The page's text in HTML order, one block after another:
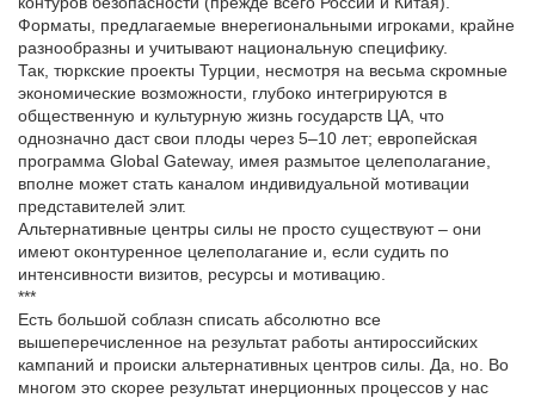
Форматы, предлагаемые внерегиональными игроками, крайне
разнообразны и учитывают национальную специфику.
Так, тюркские проекты Турции, несмотря на весьма скромные
экономические возможности, глубоко интегрируются в
общественную и культурную жизнь государств ЦА, что
однозначно даст свои плоды через 5–10 лет; европейская
программа Global Gateway, имея размытое целеполагание,
вполне может стать каналом индивидуальной мотивации
представителей элит.
Альтернативные центры силы не просто существуют – они
имеют оконтуренное целеполагание и, если судить по
интенсивности визитов, ресурсы и мотивацию.
***
Есть большой соблазн списать абсолютно все
вышеперечисленное на результат работы антироссийских
кампаний и происки альтернативных центров силы. Да, но. Во
многом это скорее результат инерционных процессов у нас